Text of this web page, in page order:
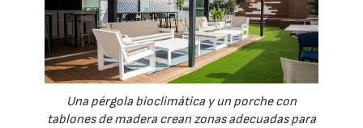
Una pérgola bioclimática y un porche con
tablones de madera crean zonas adecuadas para